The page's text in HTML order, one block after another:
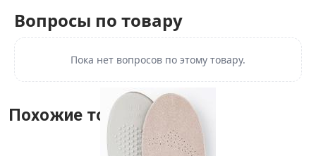
Вопросы по товару
Пока нет вопросов по этому товару.
Похожие товары